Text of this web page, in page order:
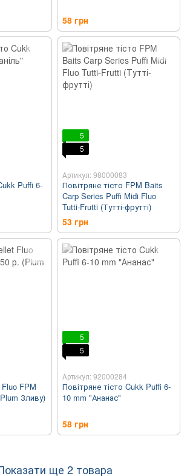
58 грн
Puffi 6-
5
5
Артикул: 98000083
Повітряне тісто FPM Baits
Carp Series Puffi Midi Fluo
Tutti-Frutti (Тутті-фрутті)
53 грн
FPM
Зливу)
5
5
Артикул: 92000284
Повітряне тісто Cukk Puffi 6-
10 mm "Ананас"
58 грн
ще 2 товара